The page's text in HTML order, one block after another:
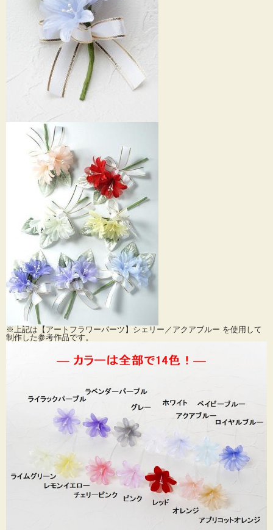
※上記は【アートフラワーパーツ】シェリー／アクアブルー を使用して
制作した参考作品です。